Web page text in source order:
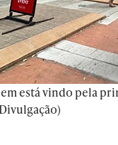
está vindo pela